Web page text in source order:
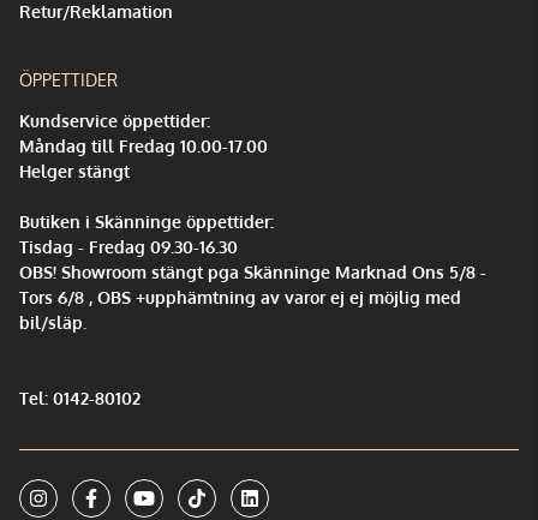
Retur/Reklamation
ÖPPETTIDER
Kundservice öppettider:
Måndag till Fredag 10.00-17.00
Helger stängt
Butiken i Skänninge öppettider:
Tisdag - Fredag 09.30-16.30
OBS! Showroom stängt pga Skänninge Marknad Ons 5/8 -
Tors 6/8 , OBS +upphämtning av varor ej ej möjlig med
bil/släp.
Tel: 0142-80102